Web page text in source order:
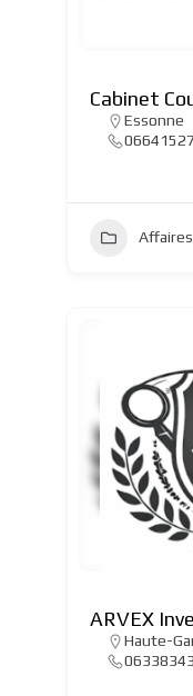
Cabinet
Essonne
ARVEX
Haute-